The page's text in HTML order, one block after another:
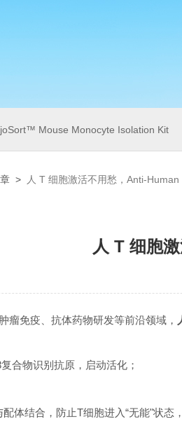
Mouse Monocyte Isolation Kit
> 人 T 细胞激活不用愁，Anti-
人 T 细胞
瘤免疫、抗体药物研发等前沿领域，
复合物识别抗原，启动活化；
配体结合，防止T细胞进入“无能"状态